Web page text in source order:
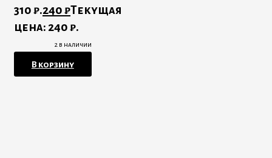
310 ₽.240₽Текущая
цена: 240 ₽.
2 в наличии
В корзину